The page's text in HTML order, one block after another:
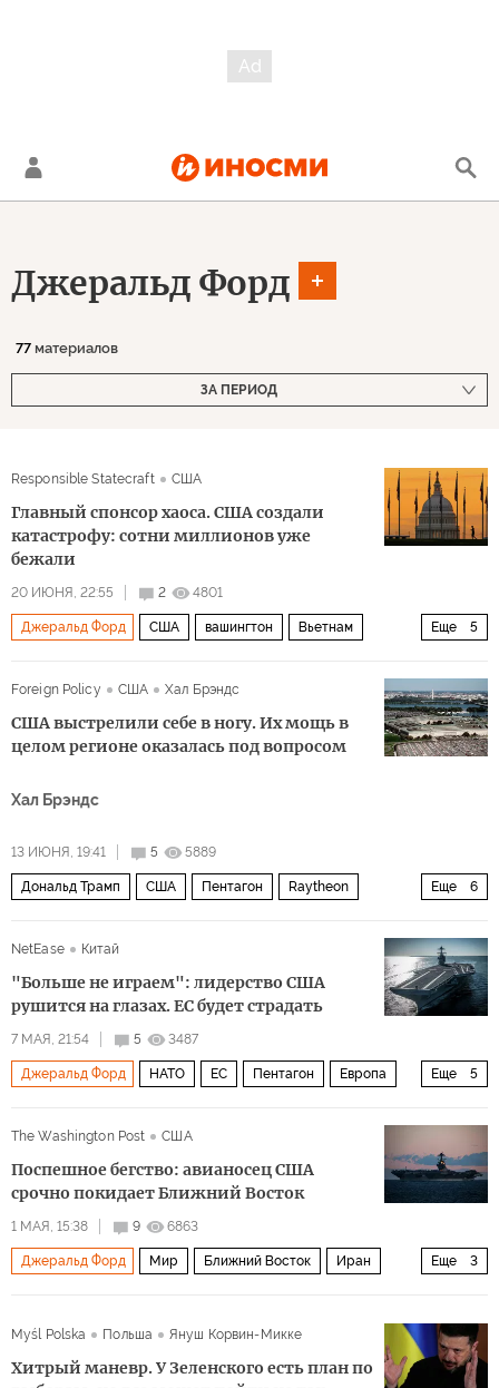
Джеральд Форд
77 материалов
ЗА ПЕРИОД
Responsible Statecraft США
Главный спонсор хаоса. США создали
катастрофу: сотни миллионов уже
бежали
20 ИЮНЯ, 22:55 2 4801
Еще 5
Джеральд Форд США вашингтон Вьетнам
Foreign Policy США Хал Брэндс
США выстрелили себе в ногу. Их мощь в
целом регионе оказалась под вопросом
Хал Брэндс
13 ИЮНЯ, 19:41 5 5889
Еще 6
Дональд Трамп США Пентагон Raytheon
NetEase Китай
"Больше не играем": лидерство США
рушится на глазах. ЕС будет страдать
7 МАЯ, 21:54 5 3487
Еще 5
Джеральд Форд НАТО ЕС Пентагон Европа
The Washington Post США
Поспешное бегство: авианосец США
срочно покидает Ближний Восток
1 МАЯ, 15:38 9 6863
Еще 3
Джеральд Форд Мир Ближний Восток Иран
Военная операция США и Израиля против Ирана
Myśl Polska Польша Януш Корвин-Микке
Хитрый маневр. У Зеленского есть план по